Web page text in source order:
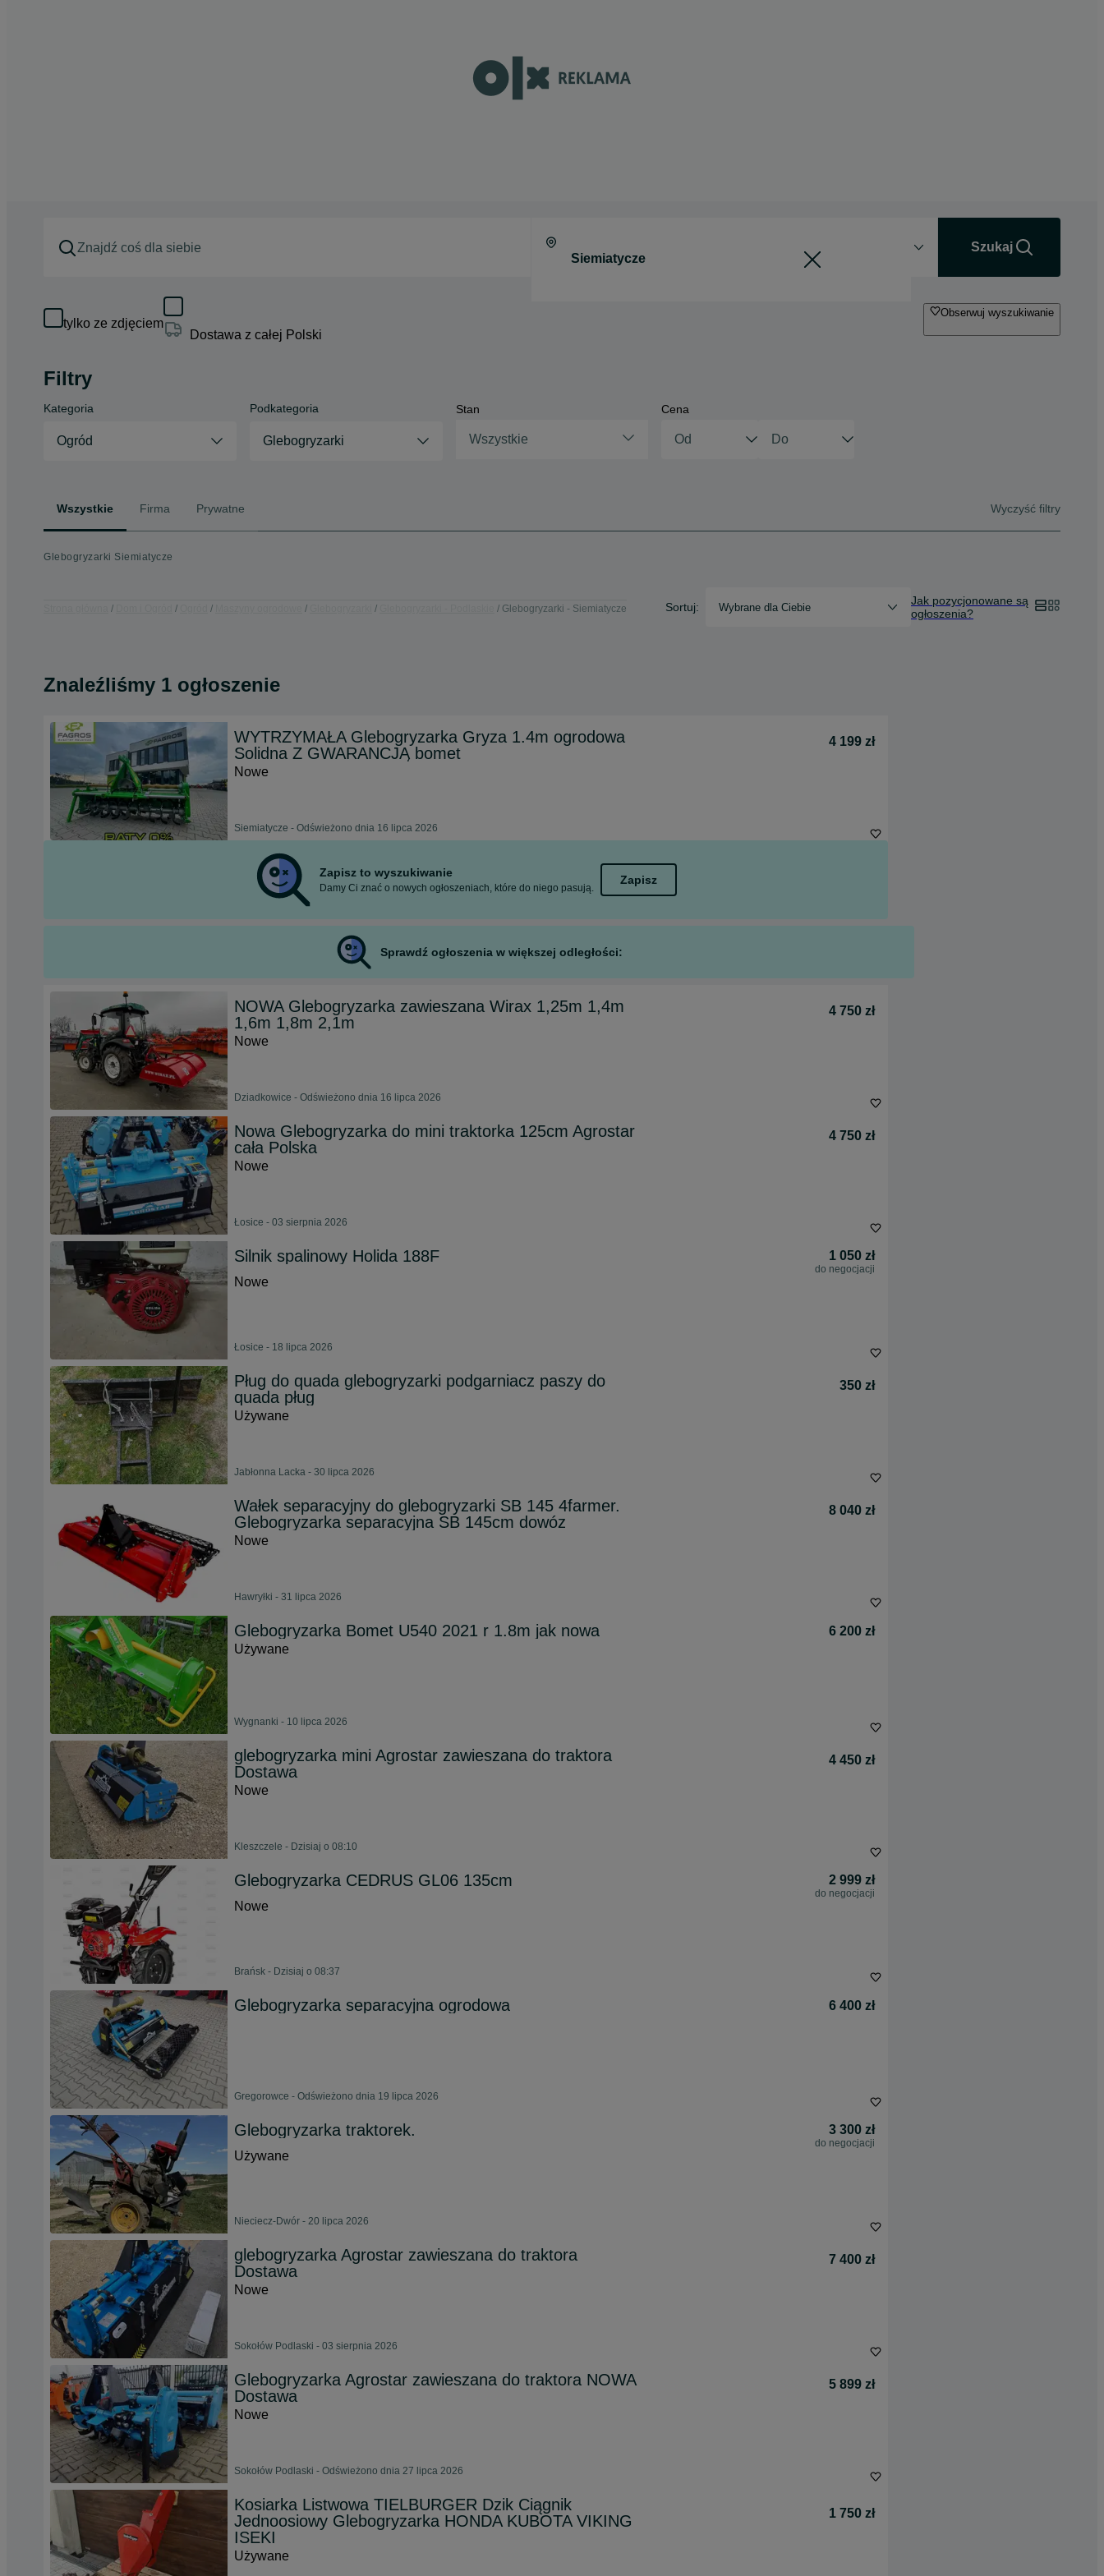
Szukaj
tylko ze zdjęciem
Dostawa z całej Polski
Obserwuj wyszukiwanie
Filtry
Kategoria
Ogród
Podkategoria
Glebogryzarki
Stan
Wszystkie
Cena
Wszystkie Firma Prywatne Wyczyść filtry
Glebogryzarki Siemiatycze
Glebogryzarki - Siemiatycze Sortuj: Wybrane dla Ciebie
Jak pozycjonowane są
ogłoszenia?
Znaleźliśmy 1 ogłoszenie
WYTRZYMAŁA Glebogryzarka Gryza 1.4m ogrodowa
Solidna Z GWARANCJĄ bomet
4 199 zł
Nowe
Siemiatycze - Odświeżono dnia 16 lipca 2026
Zapisz to wyszukiwanie
Damy Ci znać o nowych ogłoszeniach, które do niego pasują.
Zapisz
Sprawdź ogłoszenia w większej odległości:
NOWA Glebogryzarka zawieszana Wirax 1,25m 1,4m
1,6m 1,8m 2,1m
4 750 zł
Nowe
Dziadkowice - Odświeżono dnia 16 lipca 2026
Nowa Glebogryzarka do mini traktorka 125cm Agrostar
cała Polska
4 750 zł
Nowe
Łosice - 03 sierpnia 2026
Silnik spalinowy Holida 188F 1 050 zł
do negocjacji
Nowe
Łosice - 18 lipca 2026
Pług do quada glebogryzarki podgarniacz paszy do
quada pług
350 zł
Używane
Jabłonna Lacka - 30 lipca 2026
Wałek separacyjny do glebogryzarki SB 145 4farmer.
Glebogryzarka separacyjna SB 145cm dowóz
8 040 zł
Nowe
Hawryłki - 31 lipca 2026
Glebogryzarka Bomet U540 2021 r 1.8m jak nowa
6 200 zł
Używane
Wygnanki - 10 lipca 2026
glebogryzarka mini Agrostar zawieszana do traktora
Dostawa
4 450 zł
Nowe
Kleszczele - Dzisiaj o 08:10
Glebogryzarka CEDRUS GL06 135cm 2 999 zł
do negocjacji
Nowe
Brańsk - Dzisiaj o 08:37
Glebogryzarka separacyjna ogrodowa 6 400 zł
Gregorowce - Odświeżono dnia 19 lipca 2026
Glebogryzarka traktorek. 3 300 zł
do negocjacji
Używane
Nieciecz-Dwór - 20 lipca 2026
glebogryzarka Agrostar zawieszana do traktora
Dostawa
7 400 zł
Nowe
Sokołów Podlaski - 03 sierpnia 2026
Glebogryzarka Agrostar zawieszana do traktora NOWA
Dostawa
5 899 zł
Nowe
Sokołów Podlaski - Odświeżono dnia 27 lipca 2026
Kosiarka Listwowa TIELBURGER Dzik Ciągnik
Jednoosiowy Glebogryzarka HONDA KUBOTA VIKING
ISEKI
1 750 zł
Używane